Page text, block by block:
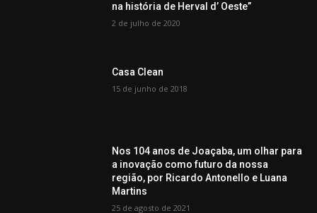
na história de Herval d’ Oeste”
2 de julho de 2020
Casa Clean
15 de junho de 2018
Nos 104 anos de Joaçaba, um olhar para
a inovação como futuro da nossa
região, por Ricardo Antonello e Luana
Martins
25 de agosto de 2021